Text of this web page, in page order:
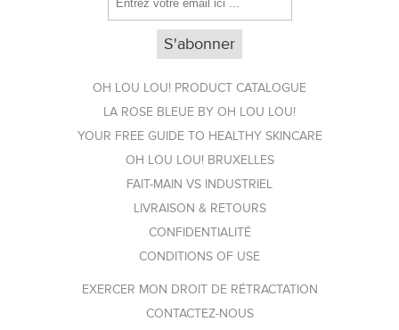
OH LOU LOU! PRODUCT CATALOGUE
LA ROSE BLEUE BY OH LOU LOU!
YOUR FREE GUIDE TO HEALTHY SKINCARE
OH LOU LOU! BRUXELLES
FAIT-MAIN VS INDUSTRIEL
LIVRAISON & RETOURS
CONFIDENTIALITÉ
CONDITIONS OF USE
EXERCER MON DROIT DE RÉTRACTATION
CONTACTEZ-NOUS